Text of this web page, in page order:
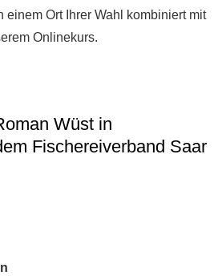
einem Ort Ihrer Wahl kombiniert mit
Onlinekurs.
Wüst in
Fischereiverband Saar